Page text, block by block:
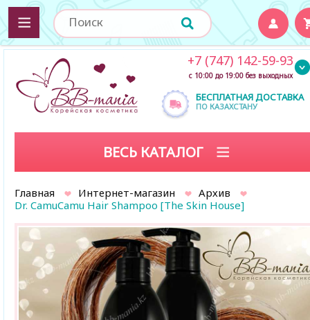
БЕСПЛАТНАЯ ДОСТАВКА
ПО КАЗАХСТАНУ
+7 (747) 142-59-93
с 10:00 до 19:00 без выходных
ВЕСЬ КАТАЛОГ
Главная Интернет-магазин
Архив
Dr. CamuCamu Hair Shampoo [The Skin House]